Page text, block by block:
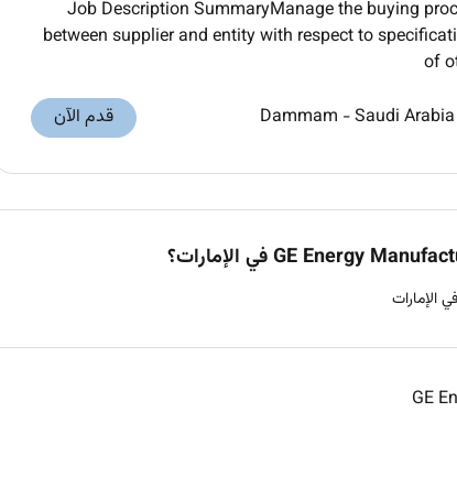
Job Description SummaryManage the buying
between supplier and entity with respect to
of
Dammam -Saudi Arabia قدم الآن
GE